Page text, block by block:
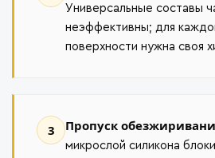
Универсальные составы
неэффективны; для
поверхности нужна своя
3 Пропуск
микрослой силикона